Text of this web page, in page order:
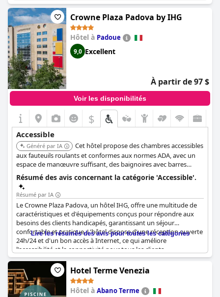
Crowne Plaza Padova by IHG
Hôtel à Padoue
9,0 Excellent
À partir de 97 $
Voir les disponibilités
$
Accessible
Généré par IA
Cet hôtel propose des chambres accessibles
aux fauteuils roulants et conformes aux normes ADA, avec un
espace de manœuvre suffisant, des baignoires avec barres
d'appui, des sièges de baignoire portables, des douches à main
et des douches avec sièges de transfert intégrés. Les salles de
bains disposent également de mains courantes et de barres de
sécurité. Les espaces communs sont accessibles via des
ascenseurs conformes aux normes ADA, et il y a 20 places de
parking accessibles désignées avec un chemin plat vers l'entrée.
Résumé des avis concernant la catégorie 'Accessible'.
Résumé par IA
Le Crowne Plaza Padova, un hôtel IHG, offre une multitude de
caractéristiques et d'équipements conçus pour répondre aux
besoins des clients handicapés, garantissant un séjour
confortable et pratique. L'hôtel dispose d'une réception ouverte
24h/24 et d'un bon accès à Internet, ce qui améliore
l'accessibilité et la connectivité pour tous les clients.
L'établissement comprend des chambres spécialement conçues
pour les personnes handicapées, dotées de larges portes,
d'ascenseurs accessibles et de salles de bains bien équipées avec
de grandes douches et baignoires.
Lire les résumés des avis pour toutes les catégories
Hotel Terme Venezia
Hôtel à Abano Terme